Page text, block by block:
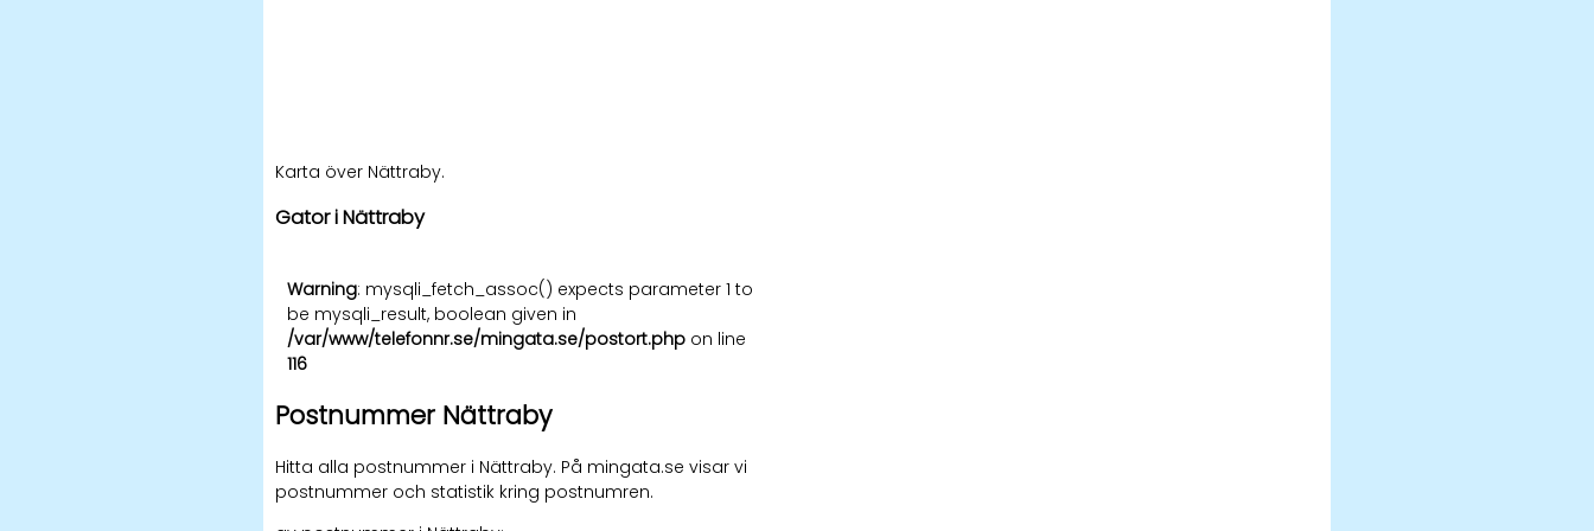
Karta över Nättraby.
Gator i Nättraby
Warning: mysqli_fetch_assoc() expects parameter 1 to
be mysqli_result, boolean given in
/var/www/telefonnr.se/mingata.se/postort.php on line
116
Postnummer Nättraby
Hitta alla postnummer i Nättraby. På mingata.se visar vi
postnummer och statistik kring postnumren.